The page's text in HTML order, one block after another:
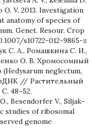
O. V. 2013. Investigation
anatomy of species of
Genet. Resour. Crop
s10722-012-9865-z
С. А., Ромашкина С. И.,
О. В. Хромосомный
neglectum,
pДНК // Растительный
48–52.
Besendorfer V., Siljak-
studies of ribosomal
genome